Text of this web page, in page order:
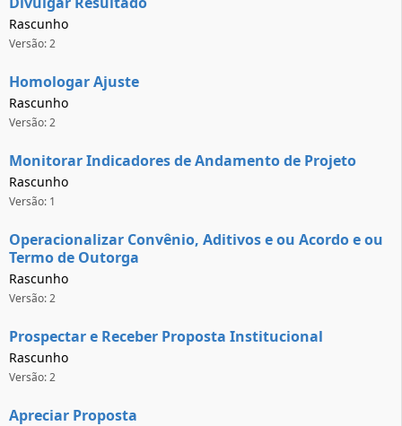
Rascunho
Versão: 2
Homologar Ajuste
Rascunho
Versão: 2
Monitorar Indicadores de Andamento de Projeto
Rascunho
Versão: 1
Operacionalizar Convênio, Aditivos e ou Acordo e ou
Termo de Outorga
Rascunho
Versão: 2
Prospectar e Receber Proposta Institucional
Rascunho
Versão: 2
Apreciar Proposta